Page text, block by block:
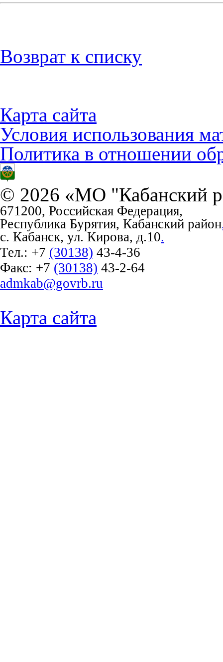
Возврат к списку
Карта сайта
Условия использования
Политика в отношении
© 2026 «МО "Кабанский
671200, Российская Федерация,
Республика Бурятия, Кабанский район
с. Кабанск, ул. Кирова, д.10.
Тел.: +7 (30138) 43-4-36
Факс: +7 (30138) 43-2-64
admkab@govrb.ru
Карта сайта